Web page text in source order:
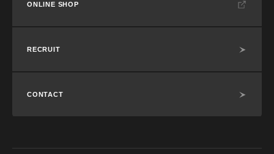
ONLINE SHOP
RECRUIT
CONTACT